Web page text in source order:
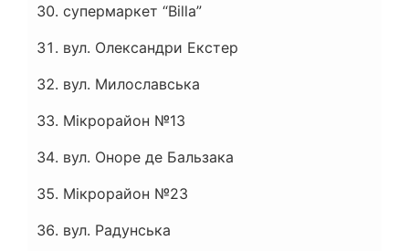
супермаркет “Billa”
вул. Олександри Екстер
вул. Милославська
Мікрорайон №13
вул. Оноре де Бальзака
Мікрорайон №23
вул. Радунська